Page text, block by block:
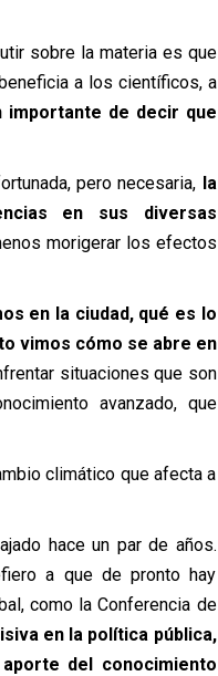
sobre la materia es que
a los científicos, a
de decir que
pero necesaria, la
en sus diversas
morigerar los efectos
en la ciudad, qué es lo
vimos cómo se abre en
situaciones que son
avanzado, que
climático que afecta a
hace un par de años.
a que de pronto hay
como la Conferencia de
en la política pública,
del conocimiento